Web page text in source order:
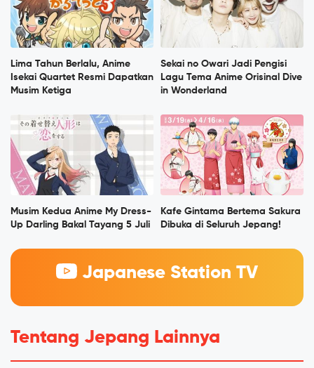
Lima Tahun Berlalu, Anime
Isekai Quartet Resmi Dapatkan
Musim Ketiga
Sekai no Owari Jadi Pengisi
Lagu Tema Anime Orisinal Dive
in Wonderland
Musim Kedua Anime My Dress-
Up Darling Bakal Tayang 5 Juli
Kafe Gintama Bertema Sakura
Dibuka di Seluruh Jepang!
Japanese Station TV
Tentang Jepang Lainnya